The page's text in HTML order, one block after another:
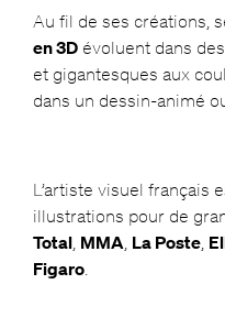
Au fil de ses créations,
en 3Dévoluent dans
et gigantesques aux
dans un dessin-animé
L’artiste visuel français
illustrations pour de
Total, MMA La Poste,
Figaro.